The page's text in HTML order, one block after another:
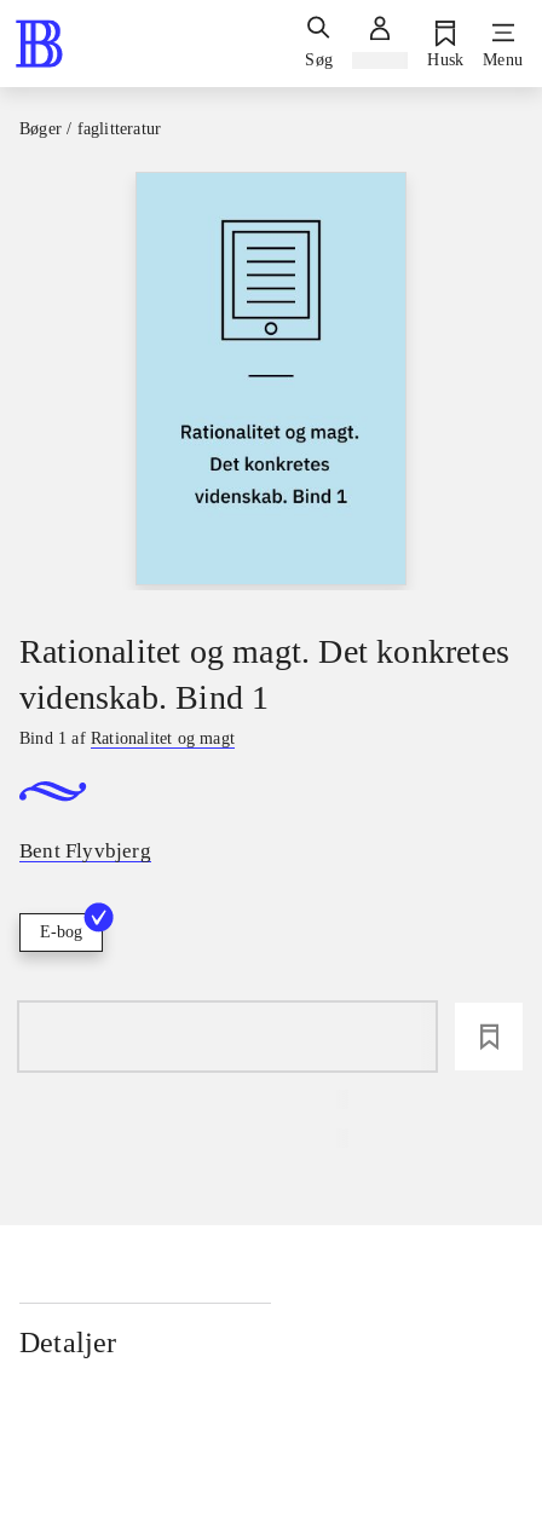
Søg Husk Menu
Bøger / faglitteratur
Rationalitet og magt. Det konkretes
videnskab. Bind 1
Bind 1 afRationalitet og magt
Bent Flyvbjerg
E-bog
Detaljer